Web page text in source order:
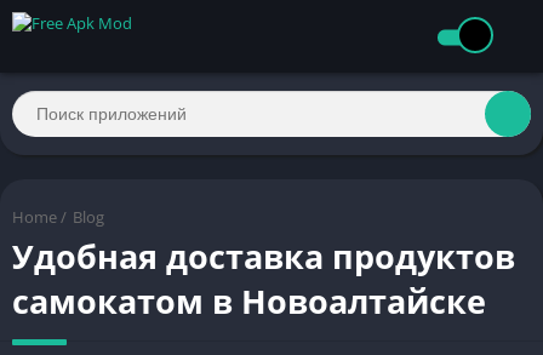
Home / Blog
Удобная доставка продуктов
самокатом в Новоалтайске